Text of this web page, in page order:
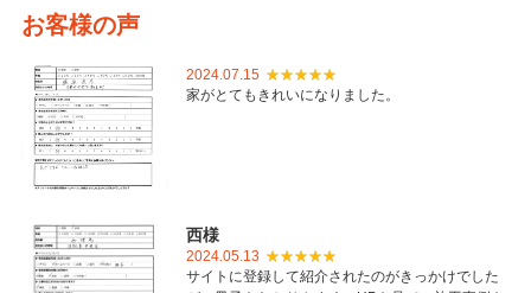
お客様の声
2024.07.15
家がとてもきれいになりました。
西様
2024.05.13
サイトに登録して紹介されたのがきっかけでした